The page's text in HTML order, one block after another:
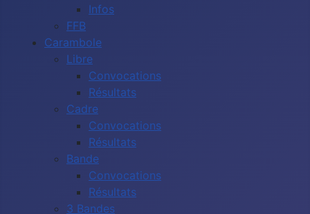
Infos
FFB
Carambole
Libre
Convocations
Résultats
Cadre
Convocations
Résultats
Bande
Convocations
Résultats
3 Bandes